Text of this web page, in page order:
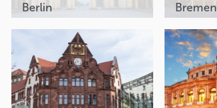
Berlin Bremen